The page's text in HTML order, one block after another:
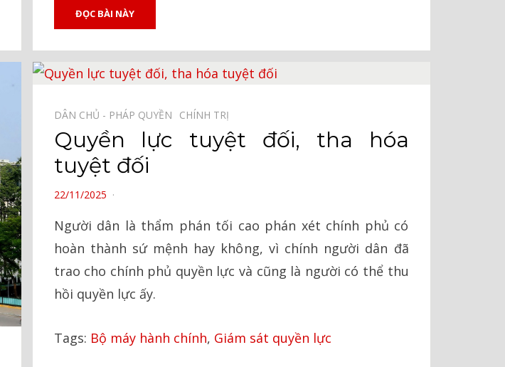
ĐỌC BÀI NÀY
DÂN CHỦ - PHÁP QUYỀN⠀ CHÍNH TRỊ⠀
Quyền lực tuyệt đối, tha hóa
tuyệt đối
POSTED
22/11/2025
Người dân là thẩm phán tối cao phán xét chính phủ có
hoàn thành sứ mệnh hay không, vì chính người dân đã
trao cho chính phủ quyền lực và cũng là người có thể thu
hồi quyền lực ấy.
Tags: Bộ máy hành chính, Giám sát quyền lực